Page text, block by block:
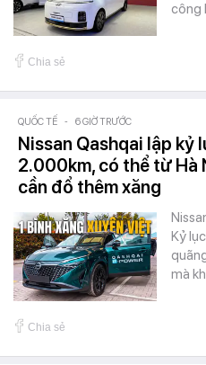
công
Chia sẻ
QUỐC TẾ - 6 GIỜ TRƯỚC
Nissan Qashqai lập kỷ
2.000km, có thể từ Hà
cần đổ thêm xăng
Kỷ
mà
Chia sẻ